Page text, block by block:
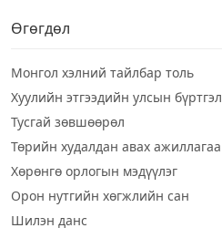
Өгөгдөл
Монгол хэлний тайлбар толь
Хуулийн этгээдийн улсын бүртгэл
Тусгай зөвшөөрөл
Төрийн худалдан авах ажиллагаа
Хөрөнгө орлогын мэдүүлэг
Орон нутгийн хөгжлийн сан
Шилэн данс